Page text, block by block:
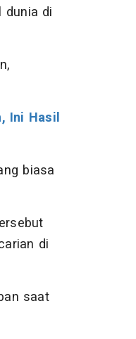
dunia di
Ini Hasil
biasa
di
saat